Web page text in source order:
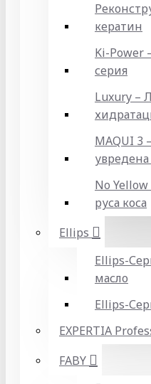
кератин
Ki-Power
серия
Luxury –
MAQUI 3
No
руса коса
Ellips
Ellips-
масло
Ellips-
EXPERTIA
FABY